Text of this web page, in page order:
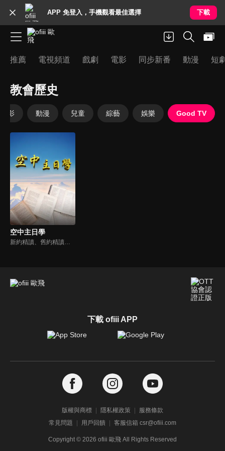
APP 免登入，手機觀看最佳選擇 下載
推薦 電視頻道 戲劇 電影 同步新番 動漫 短
教會歷史
電影 動漫 兒童 綜藝 娛樂 Good TV
空中主日學
新約精讀、舊約精讀、門徒造就、神學與教會歷史等主題系列，全方位裝備基督徒生命，教師與牧師精闢解析，幫助您更加明白聖經真理，走進神的心意。
下載 ofiii APP
版權與商標 隱私權政策
服務條款
常見問題
用戶回饋 客服信箱 csr@ofiii.com
Copyright © 2026 ofiii 歐飛 All Rights Reserved